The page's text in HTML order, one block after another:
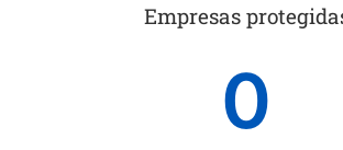
Empresas
0